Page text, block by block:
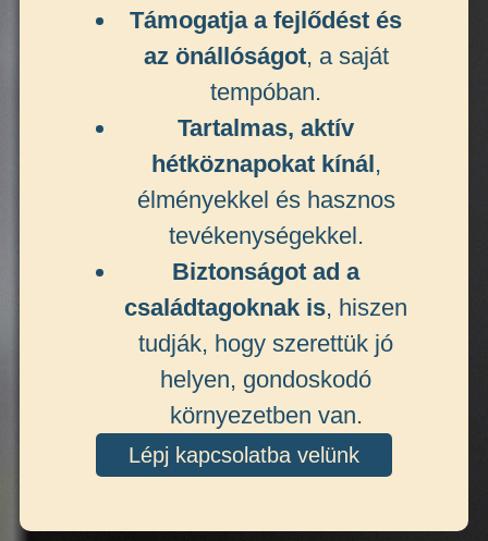
Támogatja a fejlődést és
az önállóságot, a saját
tempóban.
Tartalmas, aktív
hétköznapokat kínál,
élményekkel és hasznos
tevékenységekkel.
Biztonságot ad a
családtagoknak is, hiszen
tudják, hogy szerettük jó
helyen, gondoskodó
környezetben van.
Lépj kapcsolatba velünk